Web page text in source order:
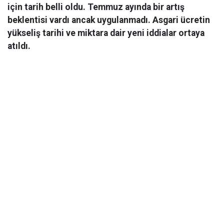
için tarih belli oldu. Temmuz ayında bir artış
beklentisi vardı ancak uygulanmadı. Asgari ücretin
yükseliş tarihi ve miktara dair yeni iddialar ortaya
atıldı.